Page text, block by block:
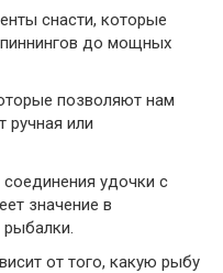
снасти, которые
до мощных
позволяют нам
ручная или
удочки с
значение в
от того, какую рыбу